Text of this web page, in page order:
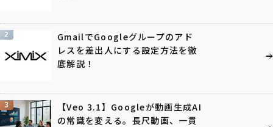
2
GmailでGoogleグループのアド
レスを差出人にする設定方法を徹
底解説！
3
【Veo 3.1】Googleが動画生成AI
の常識を変える。長尺動画、一貫